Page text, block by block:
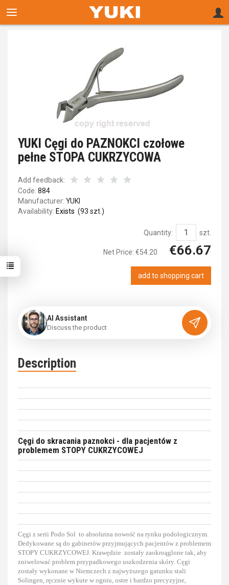
YUKI Cęgi do PAZNOKCI czołowe
pełne STOPA CUKRZYCOWA
Add feedback:
Code: 884
Manufacturer: YUKI
Availability: Exists (93 szt.)
Quantity: szt.
Net Price: €54.20 €66.67
add to shopping cart
AI Assistant
Discuss the product
Description
Cęgi do skracania paznokci - dla pacjentów z
problemem STOPY CUKRZYCOWEJ
Cęgi z serii Podo Sol to absolutna nowość na rynku podologicznym.
Dedykowane są do gabinetów przyjmujących pacjentów z problemem
STOPY CUKRZYCOWEJ. Krawędzie zostały zaokroąglone tak, aby
zniwelować problem przypadkowego uszkodzenia skóry. Cęgi
zostały wykonane w Niemczech z najwyższego gatunku stali
Solingen, ręcznie wykute w ogniu, ostre i bardzo precyzyjne,